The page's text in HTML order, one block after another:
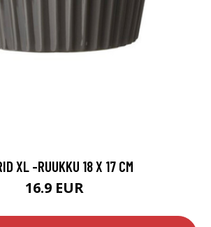
XL -RUUKKU 18 X 17 CM
16.9 EUR